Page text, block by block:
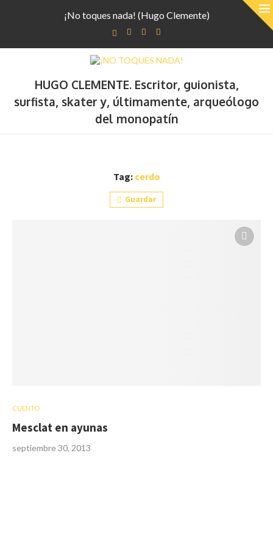
¡No toques nada! (Hugo Clemente)
HUGO CLEMENTE. Escritor, guionista,
surfista, skater y, últimamente, arqueólogo
del monopatín
Tag: cerdo
Guardar
CUENTO
Mesclat en ayunas
septiembre 30, 2013